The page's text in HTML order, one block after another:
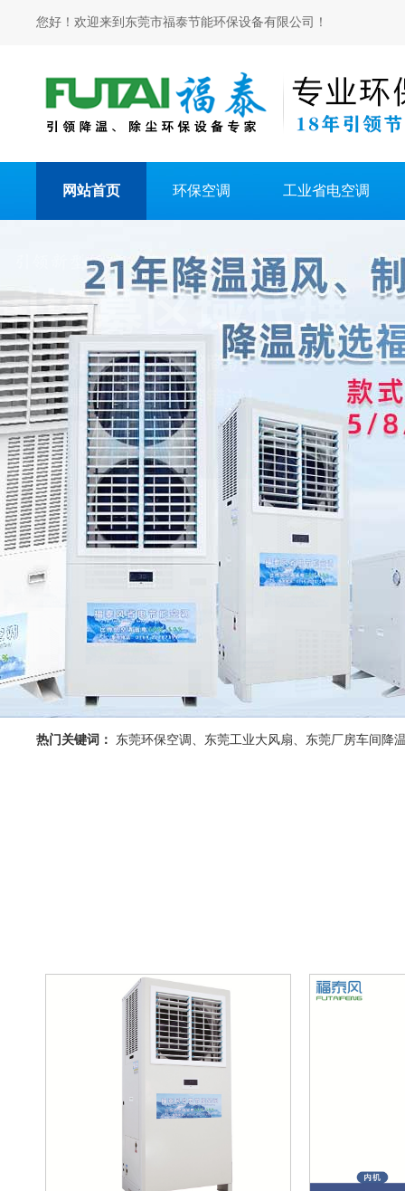
您好！欢迎来到东莞市福泰节能环保设备有限公司！
网站首页 环保空调 工业省电空调
热门关键词： 东莞环保空调、东莞工业大风扇、东莞厂房车间降